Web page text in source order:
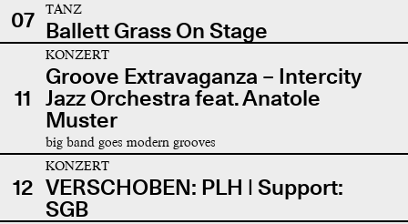
07
TANZ
Ballett Grass On Stage
11
KONZERT
Groove Extravaganza – Intercity
Jazz Orchestra feat. Anatole
Muster
big band goes modern grooves
12
KONZERT
VERSCHOBEN: PLH | Support:
SGB